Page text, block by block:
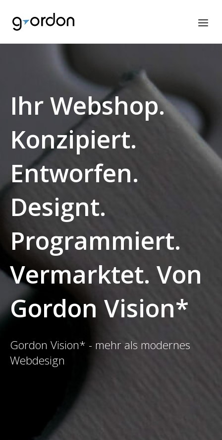
content
Home Menu
Ihr Webshop.
Konzipiert.
Entworfen.
Designt.
Programmiert.
Vermarktet. Von
Gordon Vision*
Gordon Vision* - mehr als modernes
Webdesign